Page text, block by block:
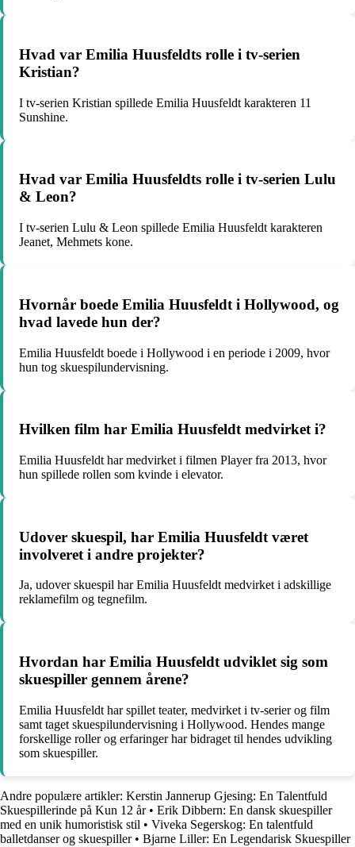
Hvad var Emilia Huusfeldts rolle i tv-serien
Kristian?
I tv-serien Kristian spillede Emilia Huusfeldt karakteren 11
Sunshine.
Hvad var Emilia Huusfeldts rolle i tv-serien Lulu
& Leon?
I tv-serien Lulu & Leon spillede Emilia Huusfeldt karakteren
Jeanet, Mehmets kone.
Hvornår boede Emilia Huusfeldt i Hollywood, og
hvad lavede hun der?
Emilia Huusfeldt boede i Hollywood i en periode i 2009, hvor
hun tog skuespilundervisning.
Hvilken film har Emilia Huusfeldt medvirket i?
Emilia Huusfeldt har medvirket i filmen Player fra 2013, hvor
hun spillede rollen som kvinde i elevator.
Udover skuespil, har Emilia Huusfeldt været
involveret i andre projekter?
Ja, udover skuespil har Emilia Huusfeldt medvirket i adskillige
reklamefilm og tegnefilm.
Hvordan har Emilia Huusfeldt udviklet sig som
skuespiller gennem årene?
Emilia Huusfeldt har spillet teater, medvirket i tv-serier og film
samt taget skuespilundervisning i Hollywood. Hendes mange
forskellige roller og erfaringer har bidraget til hendes udvikling
som skuespiller.
Andre populære artikler: Kerstin Jannerup Gjesing: En Talentfuld
Skuespillerinde på Kun 12 år• Erik Dibbern: En dansk skuespiller
med en unik humoristisk stil • Viveka Segerskog: En talentfuld
balletdanser og skuespiller• Bjarne Liller: En Legendarisk Skuespiller